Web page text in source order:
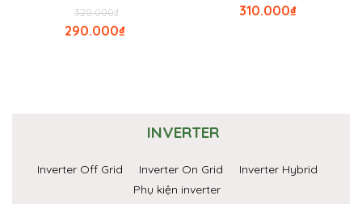
₫
320.000
₫
290.000
₫
310.000
INVERTER
Inverter Off Grid Inverter On Grid
Inverter Hybrid
Phụ kiện inverter